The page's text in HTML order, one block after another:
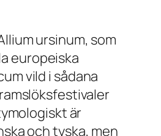
ursinum, som
europeiska
vild i sådana
är
och tyska, men